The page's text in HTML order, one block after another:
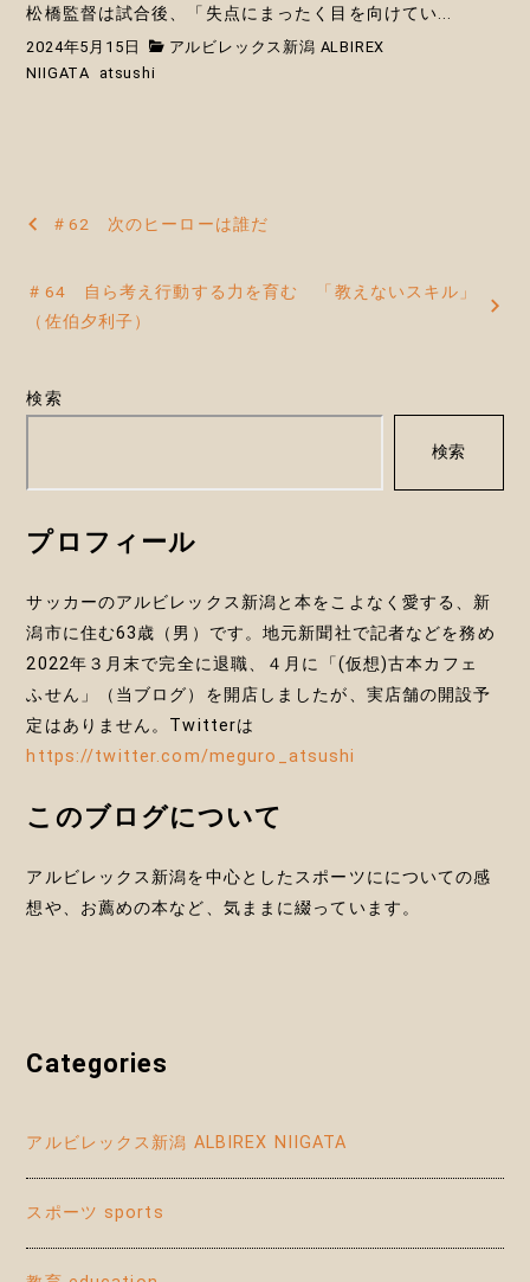
松橋監督は試合後、「失点にまったく目を向けてい...
2024年5月15日
アルビレックス新潟 ALBIREX
NIIGATA
atsushi
投
ナ
ゲ
ン
＃62 次のヒーローは誰だ
＃64 自ら考え行動する力を育む 「教えないスキル」
（佐伯夕利子）
検索
検索
プロフィール
サッカーのアルビレックス新潟と本をこよなく愛する、新
潟市に住む63歳（男）です。地元新聞社で記者などを務め
2022年３月末で完全に退職、４月に「(仮想)古本カフェ
ふせん」（当ブログ）を開店しましたが、実店舗の開設予
定はありません。Twitterは
https://twitter.com/meguro_atsushi
このブログについて
アルビレックス新潟を中心としたスポーツにについての感
想や、お薦めの本など、気ままに綴っています。
Categories
アルビレックス新潟 ALBIREX NIIGATA
スポーツ sports